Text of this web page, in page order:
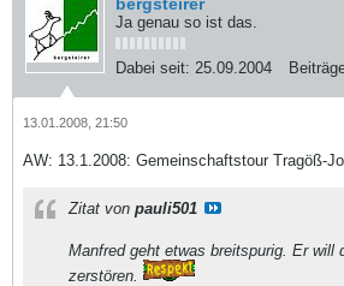
Ja genau so ist das.
Dabei seit: 25.09.2004
13.01.2008, 21:50
AW: 13.1.2008: Gemeinschaftstour Tragöß-
Zitat von pauli501
Manfred geht etwas breitspurig. Er will
zerstören.